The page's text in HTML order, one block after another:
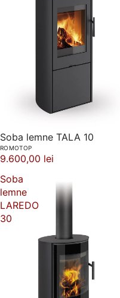
Soba lemne TALA 10
ROMOTOP
9.600,00 lei
Soba
lemne
LAREDO
30